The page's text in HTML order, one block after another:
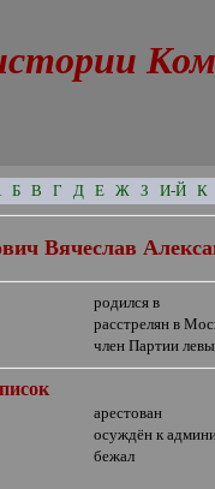
Б В Г Д Е Ж З И-Й К
Вячеслав
родился в
расстрелян в
член Партии
арестован
осуждён к
бежал